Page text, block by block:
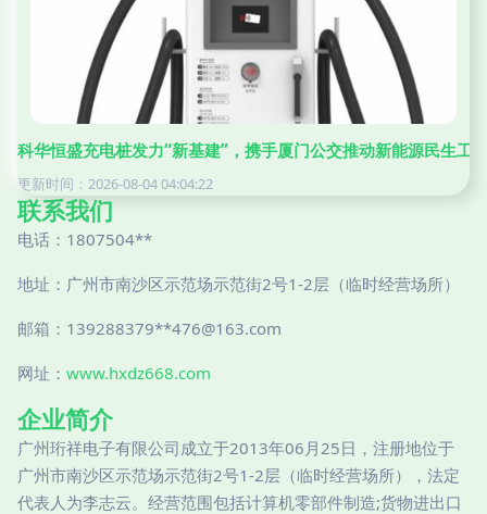
科华恒盛充电桩发力“新基建”，携手厦门公交推动新能源民生工
更新时间：2026-08-04 04:04:22
联系我们
电话：1807504**
地址：广州市南沙区示范场示范街2号1-2层（临时经营场所）
邮箱：139288379**476@163.com
网址： www.hxdz668.com
企业简介
广州珩祥电子有限公司成立于2013年06月25日，注册地位于
广州市南沙区示范场示范街2号1-2层（临时经营场所），法定
代表人为李志云。经营范围包括计算机零部件制造;货物进出口